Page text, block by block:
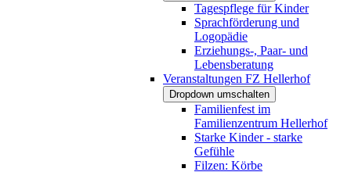
Tagespflege für Kinder
Sprachförderung und
Logopädie
Erziehungs-, Paar- und
Lebensberatung
Veranstaltungen FZ Hellerhof
Dropdown umschalten
Familienfest im
Familienzentrum Hellerhof
Starke Kinder - starke
Gefühle
Filzen: Körbe